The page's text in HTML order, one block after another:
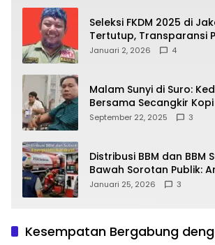
Seleksi FKDM 2025 di
Tertutup, Transparansi
Pramono–Rano
Januari 2, 2026 4
Malam Sunyi di Suro:
Bersama Secangkir
September 22, 2025 3
Distribusi BBM dan BBM
Bawah Sorotan Publik:
Kepentingan Negara,
Januari 25, 2026 3
Kesempatan Bergabung